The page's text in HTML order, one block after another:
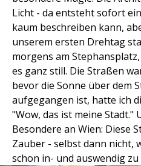
Licht - da entsteht sofort
kaum beschreiben kann,
unserem ersten Drehtag
morgens am
es ganz still. Die Straßen
bevor die Sonne über dem
aufgegangen ist, hatte ich
"Wow, das ist meine Stadt."
Besondere an Wien: Diese
Zauber - selbst dann nicht,
schon in- und auswendig zu